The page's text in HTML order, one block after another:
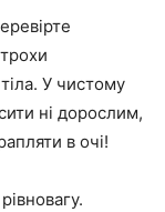
У чистому
ні дорослим,
в очі!